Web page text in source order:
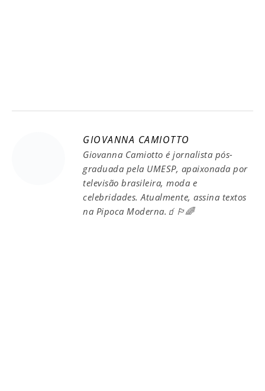
GIOVANNA CAMIOTTO
Giovanna Camiotto é jornalista pós-
graduada pela UMESP, apaixonada por
televisão brasileira, moda e
celebridades. Atualmente, assina textos
na Pipoca Moderna.🧃🏳️‍🌈